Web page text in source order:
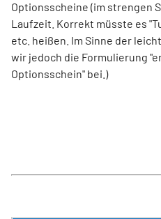
Optionsscheine (im strengen
Laufzeit. Korrekt müsste es
etc. heißen. Im Sinne der
wir jedoch die Formulierung
Optionsschein" bei.)